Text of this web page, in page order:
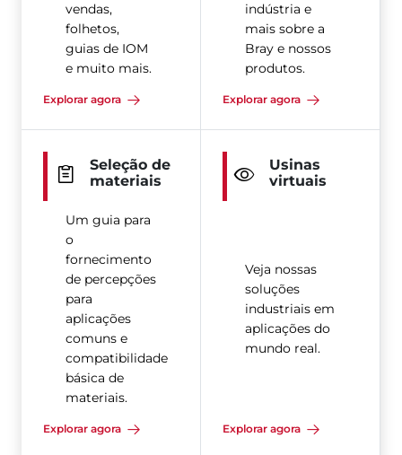
vendas,
folhetos,
guias de IOM
e muito mais.
Explorar agora
indústria e
mais sobre a
Bray e nossos
produtos.
Explorar agora
Seleção de
materiais
Um guia para
o
fornecimento
de percepções
para
aplicações
comuns e
compatibilidade
básica de
materiais.
Explorar agora
Usinas
virtuais
Veja nossas
soluções
industriais em
aplicações do
mundo real.
Explorar agora